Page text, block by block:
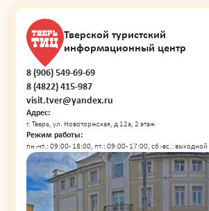
Тверской туристский
информационный центр
8 (906) 549-69-69
8 (4822) 415-987
visit.tver@yandex.ru
Адрес:
г. Тверь, ул. Новоторжская, д 12а, 2 этаж
Режим работы:
пн.-чт.: 09:00 - 18:00, пт.: 09:00 - 17:00, сб.-вс.: выходной